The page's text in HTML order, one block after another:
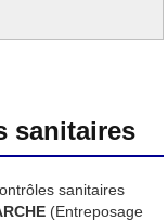
sanitaires
sanitaires
(Entreposage